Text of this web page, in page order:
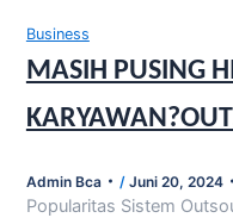
Business
MASIH PUSING
Admin Bca / Juni 20, 2024
Popularitas Sistem